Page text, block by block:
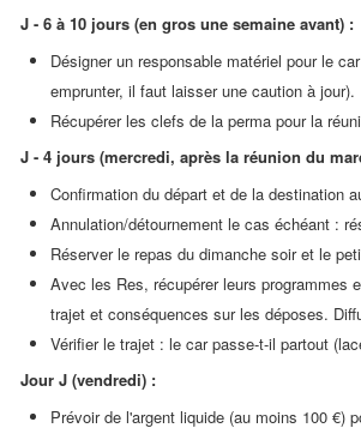
J - 6 à 10 jours (en gros une semaine avant) :
Désigner un responsable matériel pour le
emprunter, il faut laisser une caution à jour).
Récupérer les clefs de la perma pour la
J - 4 jours (mercredi, après la réunion du
Confirmation du départ et de la destination
Annulation/détournement le cas échéant :
Réserver le repas du dimanche soir et le
Avec les Res, récupérer leurs programmes
trajet et conséquences sur les déposes.
Vérifier le trajet : le car passe-t-il partout
Jour J (vendredi) :
Prévoir de l'argent liquide (au moins 100 €)